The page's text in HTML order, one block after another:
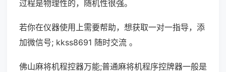
过程是物理性的，随机性很强。
若你在仪器使用上需要帮助，想获取一对一指导，添
加微信号; kkss8691 随时交流 。
佛山麻将机程控器万能;普通麻将机程序控牌器一般是